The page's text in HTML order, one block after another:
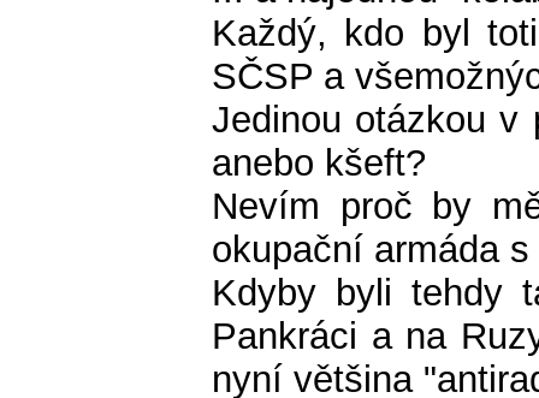
Každý, kdo byl
SČSP a
Jedinou otázkou v
anebo kšeft?
Nevím proč by
okupační armáda
Kdyby byli tehdy
Pankráci a na
nyní většina